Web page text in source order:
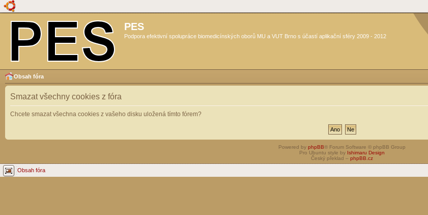
PES
Podpora efektivní spolupráce biomedicínských oborů MU a VUT Brno s účastí aplikační sféry 2009 - 2012
Obsah fóra
Smazat všechny cookies z fóra
Chcete smazat všechna cookies z vašeho disku uložená tímto fórem?
Powered by phpBB® Forum Software © phpBB Group
Pro Ubuntu style by Ishimaru Design
Český překlad – phpBB.cz
Obsah fóra